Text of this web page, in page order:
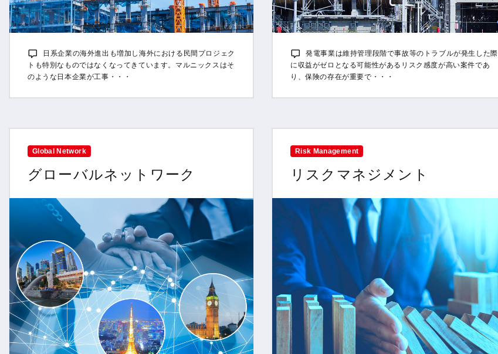
日系企業の海外進出も増加し海外における民間プロジェク
トも特別なものではなくなってきています。マルニックスはそ
のような日本企業が工事・・・
発電事業は維持管理段階で事故等のトラブルが発生した際
に収益がゼロとなる可能性があるリスク感度が高い案件であ
り、保険の存在が重要で・・・
Global Network
グローバルネットワーク
Risk Management
リスクマネジメント